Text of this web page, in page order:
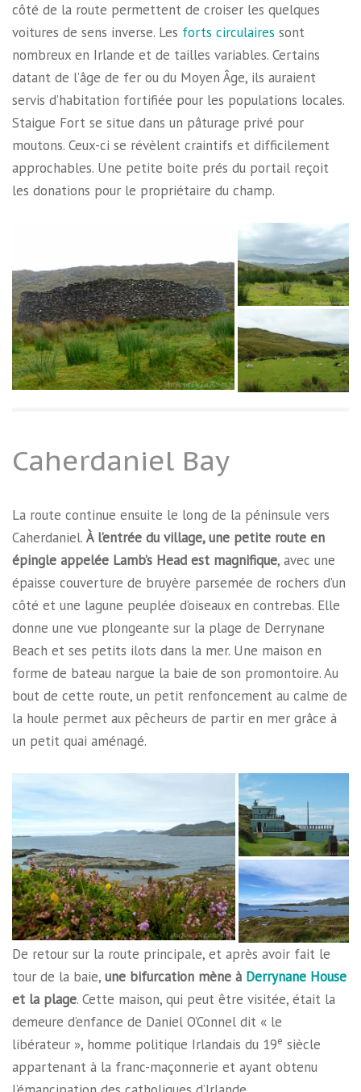
côté de la route permettent de croiser les quelques
voitures de sens inverse. Les forts circulaires sont
nombreux en Irlande et de tailles variables. Certains
datant de l’âge de fer ou du Moyen Âge, ils auraient
servis d’habitation fortifiée pour les populations locales.
Staigue Fort se situe dans un pâturage privé pour
moutons. Ceux-ci se révèlent craintifs et difficilement
approchables. Une petite boite prés du portail reçoit
les donations pour le propriétaire du champ.
Caherdaniel Bay
La route continue ensuite le long de la péninsule vers
Caherdaniel. À l’entrée du village, une petite route en
épingle appelée Lamb’s Head est magnifique, avec une
épaisse couverture de bruyère parsemée de rochers d’un
côté et une lagune peuplée d’oiseaux en contrebas. Elle
donne une vue plongeante sur la plage de Derrynane
Beach et ses petits ilots dans la mer. Une maison en
forme de bateau nargue la baie de son promontoire. Au
bout de cette route, un petit renfoncement au calme de
la houle permet aux pêcheurs de partir en mer grâce à
un petit quai aménagé.
De retour sur la route principale, et après avoir fait le
tour de la baie, une bifurcation mène à Derrynane House
et la plage. Cette maison, qui peut être visitée, était la
demeure d’enfance de Daniel O’Connel dit « le
libérateur », homme politique Irlandais du 19e siècle
appartenant à la franc-maçonnerie et ayant obtenu